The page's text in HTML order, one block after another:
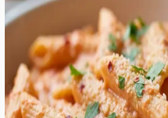
Penne alla vodka on tõeline
lummab oma siidise tekstuuri ja
See roog pakub täiuslikku
tomatipasta, rammusa rõõsa koore
mis aurustumisel jätab kastmesse
aroomi. Kastme tekstuur on
iga pastatoru ühtlase ja läikiva
kohtuvad värske basiiliku ürdine
intensiivsus, mida täiustab sulav
mahedus. Roog on visuaalselt